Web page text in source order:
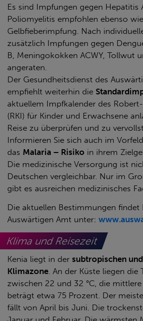
Es sind Impfungen gegen Hepatitis
Poliomyelitis empfohlen ebenso
Gelbfieberimpfung. Nach
zusätzlich Impfungen gegen
B, Meningokokken ACWY, Tollwut
angeraten.
Der Gesundheitsdienst des
empfiehlt weiterhin die
aktuellem Impfkalender des
(RKI) für Kinder und Erwachsene
Reise zu überprüfen und zu
Informieren Sie sich auch im
das Malaria – Risiko in ihrem
Die medizinische Versorgung ist
Deutschen vergleichbar. Nur im
gibt es ausreichen medizinisches
Die aktuellen Bestimmungen findet
Auswärtigen Amt unter:
Klima und Reisezeit
Kenia liegt in der subtropischen
Klimazone . An der Küste liegen die
zwischen 22 und 32 °C, die
beträgt etwa 75 Prozent. Der
fällt von April bis Juni. Die